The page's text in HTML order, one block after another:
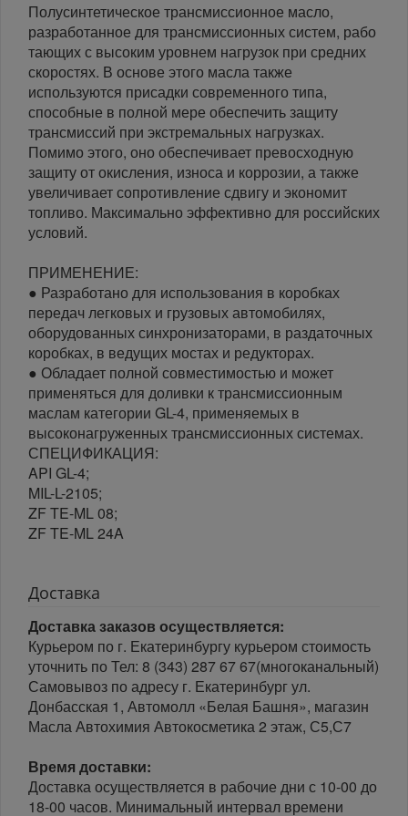
Полусинтетическое трансмиссионное масло,
разработанное для трансмиссионных систем, рабо
тающих с высоким уровнем нагрузок при средних
скоростях. В основе этого масла также
используются присадки современного типа,
способные в полной мере обеспечить защиту
трансмиссий при экстремальных нагрузках.
Помимо этого, оно обеспечивает превосходную
защиту от окисления, износа и коррозии, а также
увеличивает сопротивление сдвигу и экономит
топливо. Максимально эффективно для российских
условий.
ПРИМЕНЕНИЕ:
● Разработано для использования в коробках
передач легковых и грузовых автомобилях,
оборудованных синхронизаторами, в раздаточных
коробках, в ведущих мостах и редукторах.
● Обладает полной совместимостью и может
применяться для доливки к трансмиссионным
маслам категории GL-4, применяемых в
высоконагруженных трансмиссионных системах.
СПЕЦИФИКАЦИЯ:
API GL-4;
MIL-L-2105;
ZF TE-ML 08;
ZF TE-ML 24A
Доставка
Доставка заказов осуществляется:
Курьером по г. Екатеринбургу курьером стоимость
уточнить по Тел: 8 (343) 287 67 67(многоканальный)
Самовывоз по адресу г. Екатеринбург ул.
Донбасская 1, Автомолл «Белая Башня», магазин
Масла Автохимия Автокосметика 2 этаж, С5,С7
Время доставки:
Доставка осуществляется в рабочие дни с 10-00 до
18-00 часов. Минимальный интервал времени